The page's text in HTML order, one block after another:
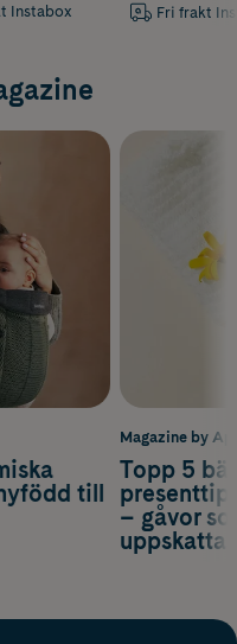
Instabox Fri frakt
Magazine by
Topp 5
– gåvor
till